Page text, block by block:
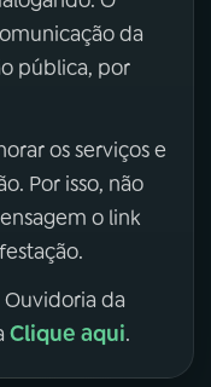
da
pública, por
os serviços e
Por isso, não
o link
Ouvidoria da
Clique aqui.